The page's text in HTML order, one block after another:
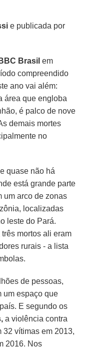
e publicada por
BBC Brasil em
compreendido
ano vai além:
área que engloba
é palco de nove
demais mortes
no
quase não há
está grande parte
um arco de zonas
localizadas
leste do Pará.
mortos ali eram
rurais - a lista
de pessoas,
um espaço que
E segundo os
a violência contra
32 vítimas em 2013,
2016. Nos